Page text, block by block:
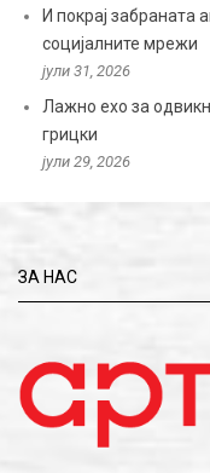
И покрај забраната
социјалните мрежи
јули 31, 2026
Лажно ехо за
грицки
јули 29, 2026
ЗА НАС